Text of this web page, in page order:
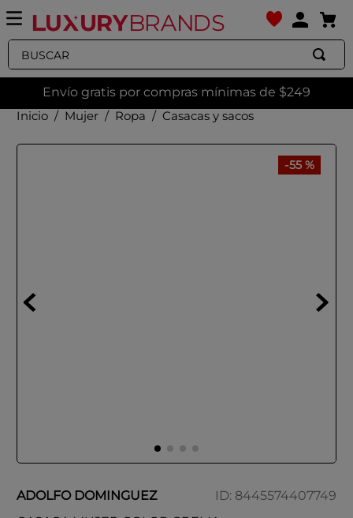
Buscar
Envío gratis por compras mínimas de $249
Mujer
Ropa Casacas y sacos
-55 %
ADOLFO DOMINGUEZ ID: 8445574407749